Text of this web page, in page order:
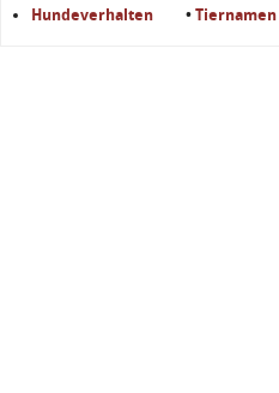
Hundeverhalten • Tiernamen